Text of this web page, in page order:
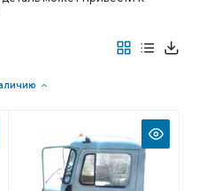
с торц. шлицами
МАНОМЕТРУ АЗ УРАЛ
АЗ УРАЛ